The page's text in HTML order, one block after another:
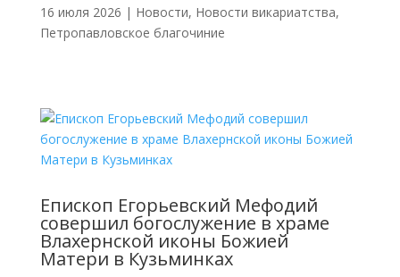
16 июля 2026 | Новости, Новости викариатства,
Петропавловское благочиние
Епископ Егорьевский Мефодий
совершил богослужение в храме
Влахернской иконы Божией
Матери в Кузьминках